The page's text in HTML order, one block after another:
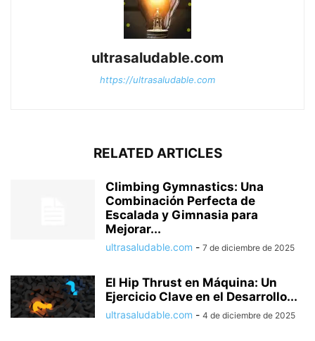
ultrasaludable.com
https://ultrasaludable.com
RELATED ARTICLES
Climbing Gymnastics: Una
Combinación Perfecta de
Escalada y Gimnasia para
Mejorar...
ultrasaludable.com - 7 de diciembre de 2025
El Hip Thrust en Máquina: Un
Ejercicio Clave en el Desarrollo...
ultrasaludable.com - 4 de diciembre de 2025